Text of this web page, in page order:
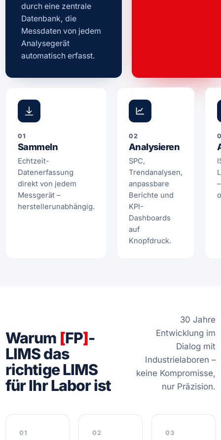
durch eine zentrale
Datenbank, die
Messdaten von jedem
Analysegerät
automatisch erfasst.
01
Sammeln
Echtzeit-
Datenerfassung
direkt von jedem
Messgerät –
herstellerunabhängig.
02
Analysieren
SPC,
Trendanalysen,
anpassbare
Berichte und
KPI-
Dashboards
auf
Knopfdruck.
Warum [FP]-
LIMS das
richtige LIMS
für Ihr Labor ist
30 Jahre
Entwicklung im
Dialog mit
Industrielaboren –
keine Kompromisse,
nur Präzision.
01 02 03